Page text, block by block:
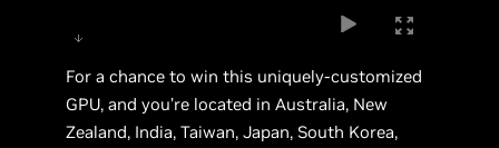
For a chance to win this uniquely-customized
GPU, and you’re located in Australia, New
Zealand, India, Taiwan, Japan, South Korea,